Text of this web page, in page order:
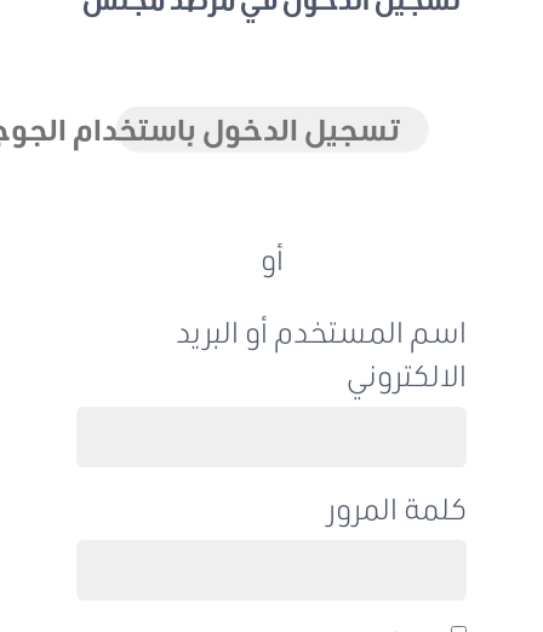
تسجيل الدخول باستخدام الجوجل
اسم المستخدم أو البريد
الالكتروني
كلمة المرور